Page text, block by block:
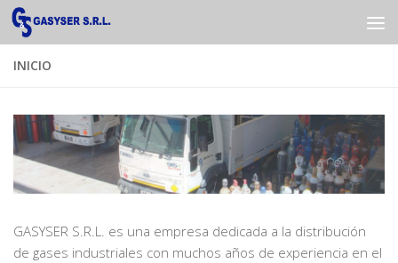
Saltar al contenido
INICIO
GASYSER S.R.L. es una empresa dedicada a la distribución
de gases industriales con muchos años de experiencia en el